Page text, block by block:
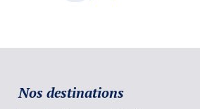
Nos destinations